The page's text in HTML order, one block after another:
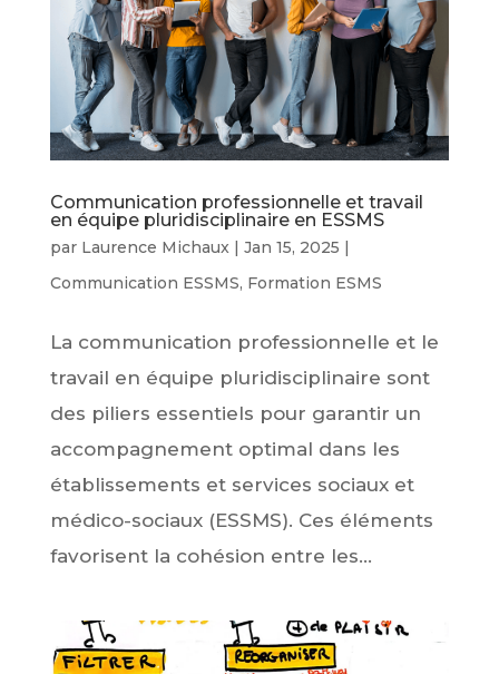
Communication professionnelle et travail
en équipe pluridisciplinaire en ESSMS
par Laurence Michaux| Jan 15, 2025 |
Communication ESSMS, Formation ESMS
La communication professionnelle et le
travail en équipe pluridisciplinaire sont
des piliers essentiels pour garantir un
accompagnement optimal dans les
établissements et services sociaux et
médico-sociaux (ESSMS). Ces éléments
favorisent la cohésion entre les...